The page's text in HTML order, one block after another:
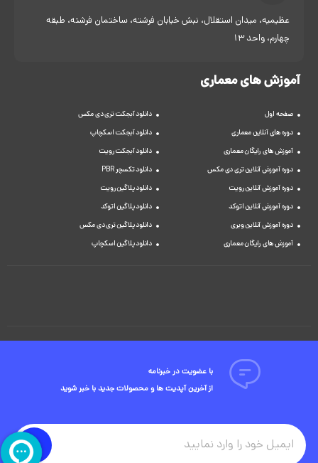
عظیمیه، میدان استقلال، نبش خیابان فرشته، ساختمان فرشته، طبقه
چهارم، واحد 13
آموزش های معماری
صفحه اول
دوره های آنلاین معماری
آموزش های رایگان معماری
دوره آموزش آنلاین تری دی مکس
دوره آموزش آنلاین رویت
دوره آموزش آنلاین اتوکد
دوره آموزش آنلاین ویری
آموزش های رایگان معماری
دانلود آبجکت تری دی مکس
دانلود آبجکت اسکچاپ
دانلود آبجکت رویت
دانلود تکسچر PBR
دانلود پلاگین رویت
دانلود پلاگین اتوکد
دانلود پلاگین تری دی مکس
دانلود پلاگین اسکچاپ
با عضویت در خبرنامه
از آخرین آپدیت ها و محصولات جدید با خبر شوید